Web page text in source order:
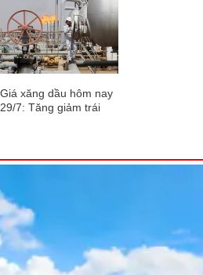
Giá xăng dầu hôm nay
29/7: Tăng giảm trái